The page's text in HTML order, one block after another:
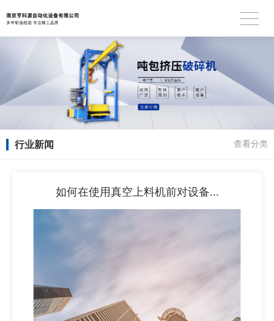
行业新闻 查看分类
如何在使用真空上料机前对设备...